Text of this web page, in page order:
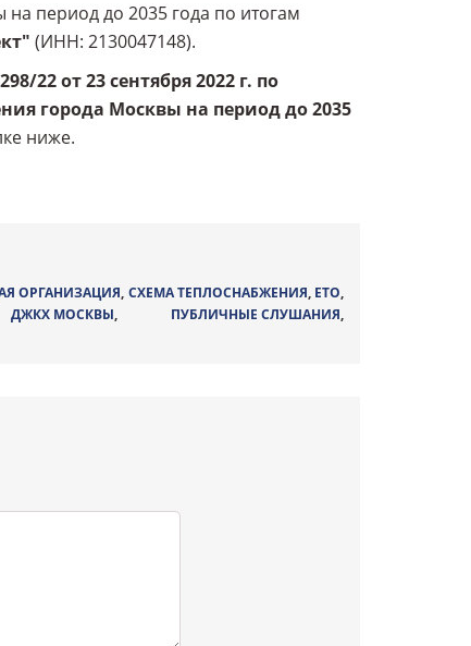
период до 2035 года по итогам
(ИНН: 2130047148).
22 от 23 сентября 2022 г. по
города Москвы на период до 2035
ниже.
ОРГАНИЗАЦИЯ, СХЕМА ТЕПЛОСНАБЖЕНИЯ, ЕТО,
ДЖКХ МОСКВЫ, ПУБЛИЧНЫЕ СЛУШАНИЯ,